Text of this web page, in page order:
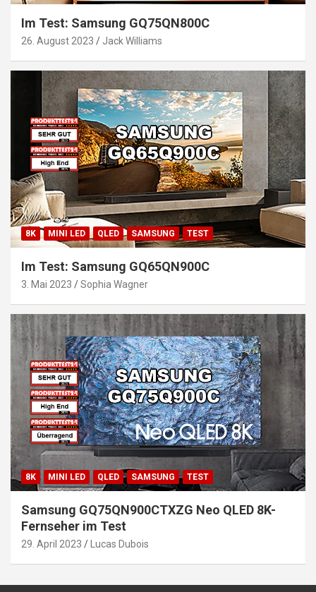
Im Test: Samsung GQ75QN800C
26. August 2023 Jack Williams
8K MINI LED QLED SAMSUNG TEST
Im Test: Samsung GQ65QN900C
3. Mai 2023 Sophia Wagner
8K MINI LED QLED SAMSUNG TEST
Samsung GQ75QN900CTXZG Neo QLED 8K-
Fernseher im Test
29. April 2023 Lucas Dubois